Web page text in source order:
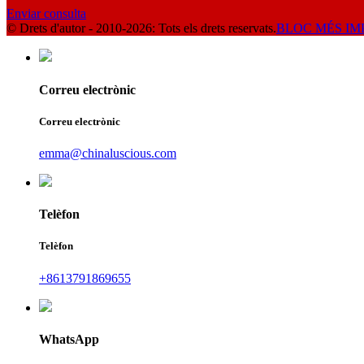
Enviar consulta
© Drets d'autor - 2010-2026: Tots els drets reservats.BLOC MÉS
Correu electrònic
Correu electrònic
emma@chinaluscious.com
Telèfon
Telèfon
+8613791869655
WhatsApp